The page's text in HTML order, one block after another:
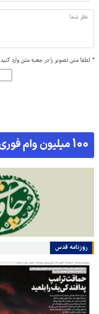
* لطفا متن تصویر را در جعبه متن وارد کنید
روزنامه قدس